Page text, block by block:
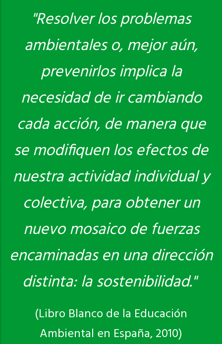
Saber más
"Resolver los problemas
ambientales o, mejor aún,
prevenirlos implica la
necesidad de ir cambiando
cada acción, de manera que
se modifiquen los efectos de
nuestra actividad individual y
colectiva, para obtener un
nuevo mosaico de fuerzas
encaminadas en una dirección
distinta: la sostenibilidad."
(Libro Blanco de la Educación
Ambiental en España, 2010)